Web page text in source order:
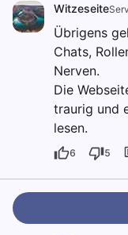
Witzeseite
Übrigens
Chats,
Nerven.
Die
traurig und
lesen.
6 5